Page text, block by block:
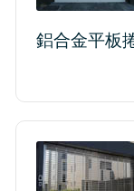
鋁合金平板